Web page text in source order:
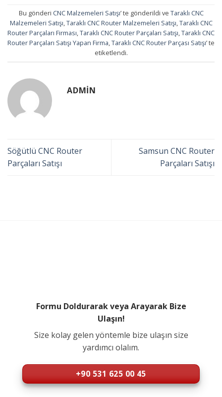
Bu gönderi CNC Malzemeleri Satışı’ te gönderildi ve Taraklı CNC
Malzemeleri Satışı,Taraklı CNC Router Malzemeleri Satışı,Taraklı CNC
Router Parçaları Firması,Taraklı CNC Router Parçaları Satışı,Taraklı CNC
Router Parçaları Satışı Yapan Firma,Taraklı CNC Router Parçası Satışı’ te
etiketlendi.
ADMIN
Söğütlü CNC Router
Parçaları Satışı
Samsun CNC Router
Parçaları Satışı
Formu Doldurarak veya Arayarak Bize
Ulaşın!
Size kolay gelen yöntemle bize ulaşın size
yardımcı olalım.
+90 531 625 00 45